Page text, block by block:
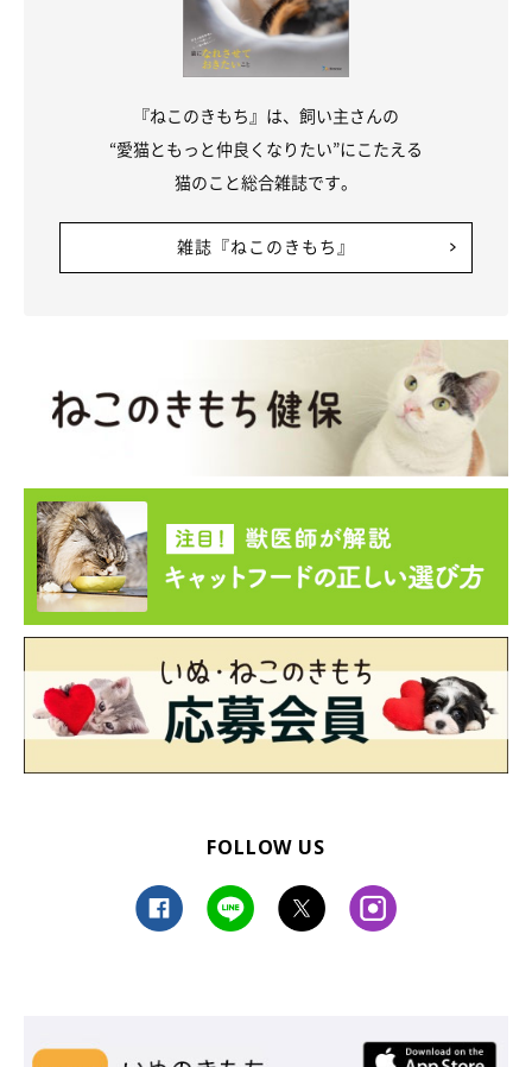
『ねこのきもち』は、飼い主さんの
“愛猫ともっと仲良くなりたい”にこたえる
猫のこと総合雑誌です。
雑誌『ねこのきもち』
FOLLOW US